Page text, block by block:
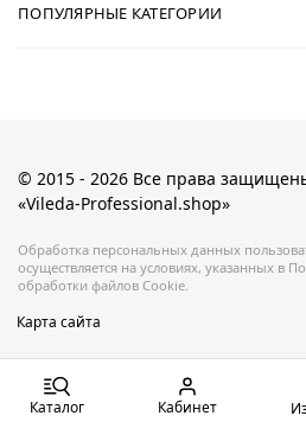
ПОПУЛЯРНЫЕ КАТЕГОРИИ
© 2015 - 2026 Все права
«Vileda-Professional.shop»
Обработка персональных данных
осуществляется на условиях, указанных в
обработки файлов Cookie.
Карта сайта
Каталог Кабинет